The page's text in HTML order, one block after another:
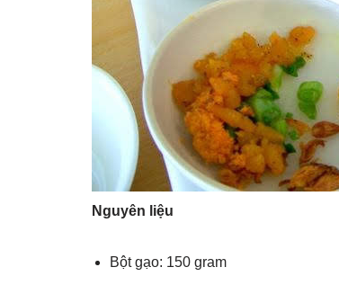
Nguyên liệu
Bột gạo: 150 gram